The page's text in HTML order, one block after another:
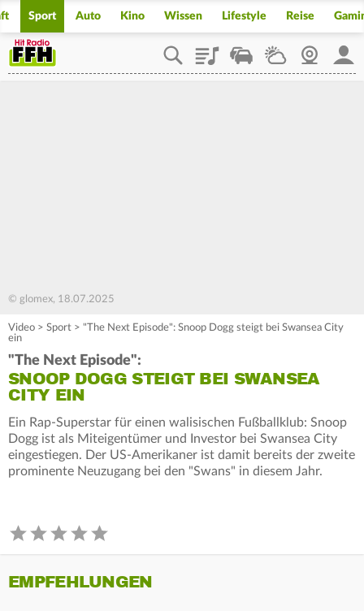
Sport Auto Kino Wissen Lifestyle Reise
PlaylistStaupilotWetterWebcam
© glomex, 18.07.2025
Video > Sport > "The Next Episode": Snoop Dogg steigt bei Swansea City
ein
"The Next Episode":
SNOOP DOGG STEIGT BEI SWANSEA
CITY EIN
Ein Rap-Superstar für einen walisischen Fußballklub: Snoop
Dogg ist als Miteigentümer und Investor bei Swansea City
eingestiegen. Der US-Amerikaner ist damit bereits der zweite
prominente Neuzugang bei den "Swans" in diesem Jahr.
EMPFEHLUNGEN